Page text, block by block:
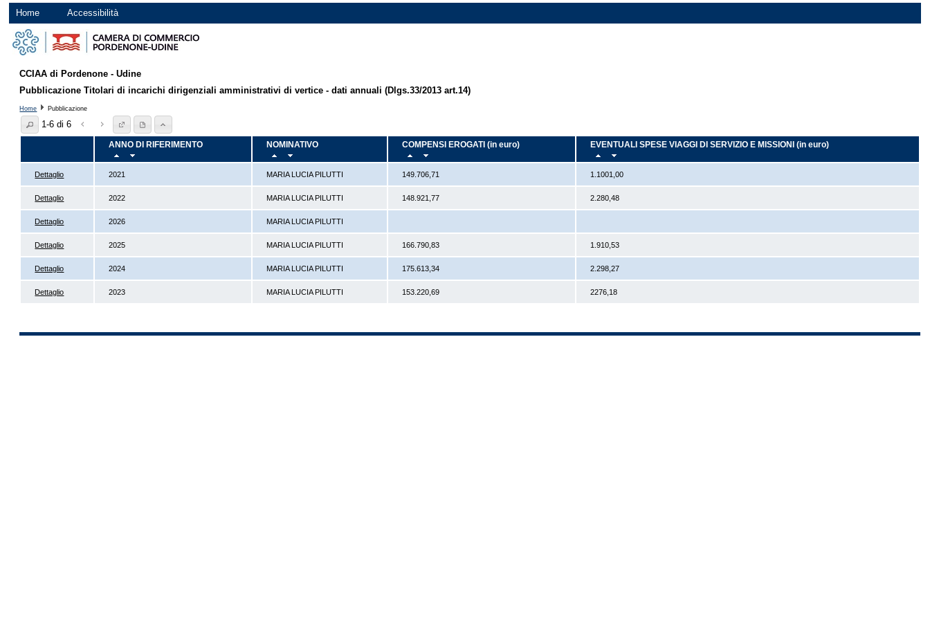
Home Accessibilità
CCIAA di Pordenone - Udine
Pubblicazione Titolari di incarichi dirigenziali amministrativi di vertice - dati annuali (Dlgs.33/2013 art.14)
Home Pubblicazione
1-6 di 6
ANNO DI RIFERIMENTO NOMINATIVO COMPENSI EROGATI (in euro) EVENTUALI SPESE VIAGGI DI SERVIZIO E MISSIONI (in euro)
Dettaglio 2021 MARIA LUCIA PILUTTI 149.706,71 1.1001,00
Dettaglio 2022 MARIA LUCIA PILUTTI 148.921,77 2.280,48
Dettaglio 2026 MARIA LUCIA PILUTTI
Dettaglio 2025 MARIA LUCIA PILUTTI 166.790,83 1.910,53
Dettaglio 2024 MARIA LUCIA PILUTTI 175.613,34 2.298,27
Dettaglio 2023 MARIA LUCIA PILUTTI 153.220,69 2276,18